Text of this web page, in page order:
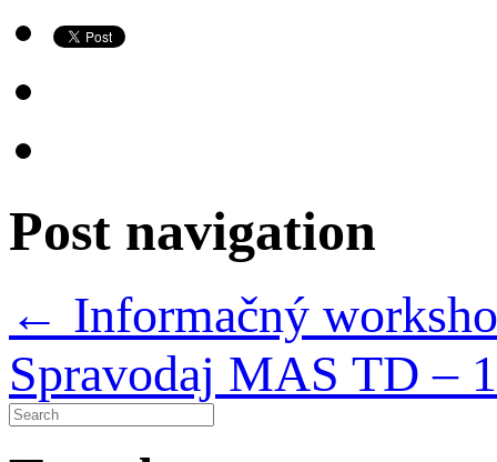
Post navigation
← Informačný
Spravodaj MAS TD –